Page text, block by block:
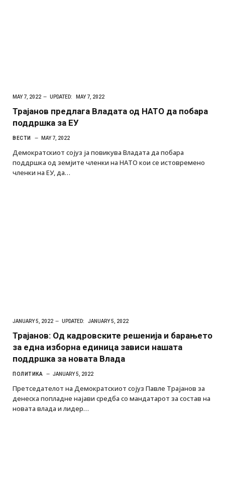
MAY 7, 2022 UPDATED: MAY 7, 2022
Трајанов предлага Владата од НАТО да побара
поддршка за ЕУ
ВЕСТИ MAY 7, 2022
Демократскиот сојуз ја повикува Владата да побара
поддршка од земјите членки на НАТО кои се истовремено
членки на ЕУ, да…
JANUARY 5, 2022 UPDATED: JANUARY 5, 2022
Трајанов: Од кадровските решенија и барањето
за една изборна единица зависи нашата
поддршка за новата Влада
ПОЛИТИКА JANUARY 5, 2022
Претседателот на Демократскиот сојуз Павле Трајанов за
денеска попладне најави средба со мандатарот за состав на
новата влада и лидер…